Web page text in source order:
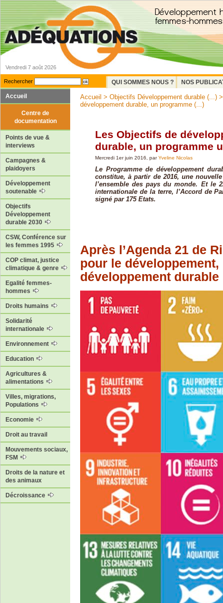
Vendredi 7 août 2026
Rechercher QUI SOMMES NOUS ?
NOS
Accueil
Centre de
documentation
Points de vue &
interviews
Campagnes &
plaidoyers
Développement
soutenable
Objectifs
Développement
durable 2030
CSW, Conférence sur
les femmes 1995
COP climat, justice
climatique & genre
Egalité femmes-
hommes
Droits humains
Solidarité
internationale
Environnement
Education
Agricultures &
alimentations
Villes, migrations,
Populations
Economie
Droit au travail
Mouvements sociaux,
FSM
Droits de la nature et
des animaux
Décroissance
Accueil > Objectifs Développement durable (...)
développement durable, un programme (...)
Les Objectifs de
durable, un programme
Mercredi 1er juin 2016, parYveline Nicolas
Le Programme de développement
constitue, à partir de 2016, une
l’ensemble des pays du monde. Et le
internationale de la terre, l’Accord de
signé par 175 Etats.
Après l’Agenda 21 de
pour le
développement durable